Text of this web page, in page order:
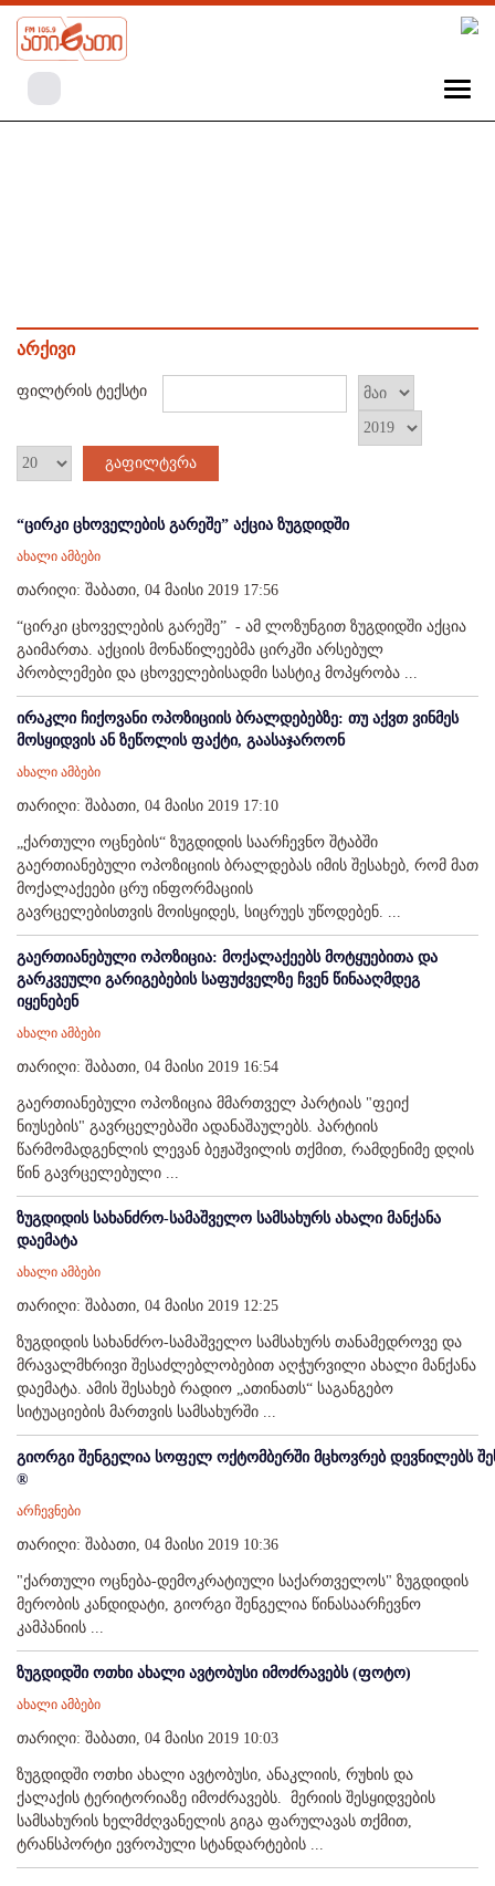
არქივი
ფილტრის ტექსტი
გაფილტვრა
“ცირკი ცხოველების გარეშე” აქცია ზუგდიდში
ახალი ამბები
თარიღი: შაბათი, 04 მაისი 2019 17:56
“ცირკი ცხოველების გარეშე” - ამ ლოზუნგით ზუგდიდში აქცია
გაიმართა. აქციის მონაწილეებმა ცირკში არსებულ
პრობლემები და ცხოველებისადმი სასტიკ მოპყრობა ...
ირაკლი ჩიქოვანი ოპოზიციის ბრალდებებზე: თუ აქვთ ვინმეს
მოსყიდვის ან ზეწოლის ფაქტი, გაასაჯაროონ
ახალი ამბები
თარიღი: შაბათი, 04 მაისი 2019 17:10
„ქართული ოცნების“ ზუგდიდის საარჩევნო შტაბში
გაერთიანებული ოპოზიციის ბრალდებას იმის შესახებ, რომ მათ
მოქალაქეები ცრუ ინფორმაციის
გავრცელებისთვის მოისყიდეს, სიცრუეს უწოდებენ. ...
გაერთიანებული ოპოზიცია: მოქალაქეებს მოტყუებითა და
გარკვეული გარიგებების საფუძველზე ჩვენ წინააღმდეგ
იყენებენ
ახალი ამბები
თარიღი: შაბათი, 04 მაისი 2019 16:54
გაერთიანებული ოპოზიცია მმართველ პარტიას "ფეიქ
ნიუსების" გავრცელებაში ადანაშაულებს. პარტიის
წარმომადგენლის ლევან ბეჟაშვილის თქმით, რამდენიმე დღის
წინ გავრცელებული ...
ზუგდიდის სახანძრო-სამაშველო სამსახურს ახალი მანქანა
დაემატა
ახალი ამბები
თარიღი: შაბათი, 04 მაისი 2019 12:25
ზუგდიდის სახანძრო-სამაშველო სამსახურს თანამედროვე და
მრავალმხრივი შესაძლებლობებით აღჭურვილი ახალი მანქანა
დაემატა. ამის შესახებ რადიო „ათინათს“ საგანგებო
სიტუაციების მართვის სამსახურში ...
გიორგი შენგელია სოფელ ოქტომბერში მცხოვრებ დევნილებს
®️
არჩევნები
თარიღი: შაბათი, 04 მაისი 2019 10:36
"ქართული ოცნება-დემოკრატიული საქართველოს" ზუგდიდის
მერობის კანდიდატი, გიორგი შენგელია წინასაარჩევნო
კამპანიის ...
ზუგდიდში ოთხი ახალი ავტობუსი იმოძრავებს (ფოტო)
ახალი ამბები
თარიღი: შაბათი, 04 მაისი 2019 10:03
ზუგდიდში ოთხი ახალი ავტობუსი, ანაკლიის, რუხის და
ქალაქის ტერიტორიაზე იმოძრავებს. მერიის შესყიდვების
სამსახურის ხელმძღვანელის გიგა ფარულავას თქმით,
ტრანსპორტი ევროპული სტანდარტების ...